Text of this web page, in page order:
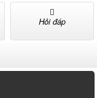
Hỏi đáp